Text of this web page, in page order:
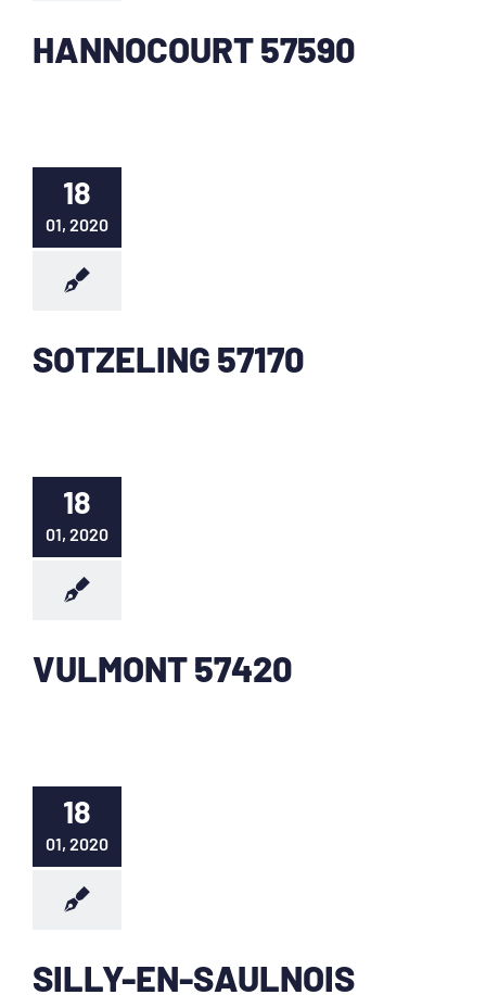
HANNOCOURT 57590
18
01, 2020
SOTZELING 57170
18
01, 2020
VULMONT 57420
18
01, 2020
SILLY-EN-SAULNOIS